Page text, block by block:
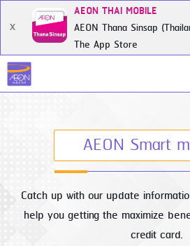
X
AEON THAI MOBILE
AEON Thana Sinsap
The App Store
AEON Smart
Catch up with our update
help you getting the maximize
credit card.